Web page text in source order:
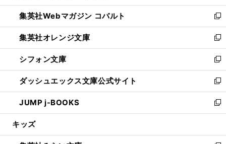
開
く
ウ
で
開
く
ン
ド
ウ
で
開
く
ウ
ィ
ン
ド
ウ
で
開
く
集英社Webマガジン コバルト
新
し
い
ウ
ィ
ン
ド
ウ
で
開
集英社オレンジ文庫
新
し
い
ウ
ィ
ン
ド
ウ
開
シフォン文庫
新
し
い
ウ
ィ
ン
ウ
ダッシュエックス文庫公式サイト
新
し
い
ウ
ン
JUMP j-BOOKS
新
し
ウ
キッズ